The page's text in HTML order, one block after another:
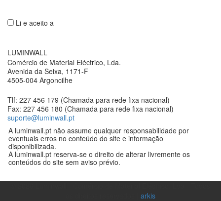
Li e aceito a
LUMINWALL
Comércio de Material Eléctrico, Lda.
Avenida da Seixa, 1171-F
4505-004 Argoncilhe
Tlf: 227 456 179 (Chamada para rede fixa nacional)
Fax: 227 456 180 (Chamada para rede fixa nacional)
suporte@luminwall.pt
A luminwall.pt não assume qualquer responsabilidade por
eventuais erros no conteúdo do site e informação
disponibilizada.
A luminwall.pt reserva-se o direito de alterar livremente os
conteúdos do site sem aviso prévio.
arkis